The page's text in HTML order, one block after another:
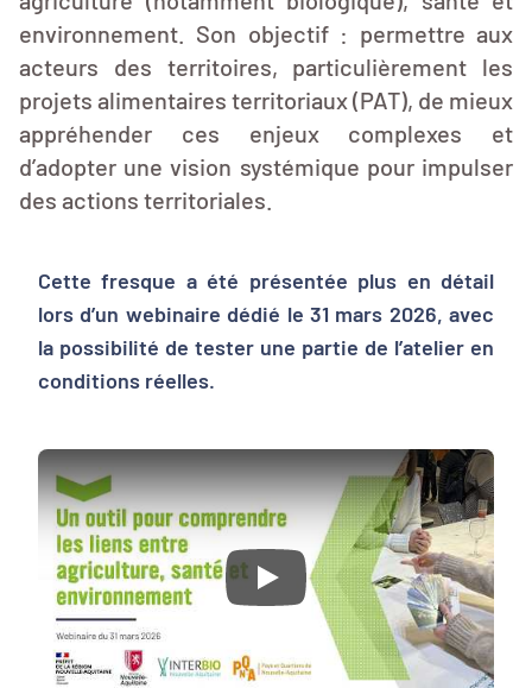
environnement. Son objectif : permettre aux
acteurs des territoires, particulièrement les
projets alimentaires territoriaux (PAT), de mieux
appréhender ces enjeux complexes et
d’adopter une vision systémique pour impulser
des actions territoriales.
Cette fresque a été présentée plus en détail
lors d’un webinaire dédié le 31 mars 2026, avec
la possibilité de tester une partie de l’atelier en
conditions réelles.
Play